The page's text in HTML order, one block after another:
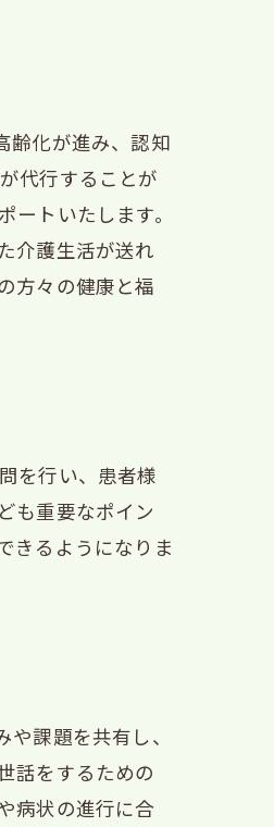
齢化が進み、認知
代行することが
トいたします。
介護生活が送れ
方々の健康と福
を行い、患者様
も重要なポイン
きるようになりま
課題を共有し、
話をするための
病状の進行に合